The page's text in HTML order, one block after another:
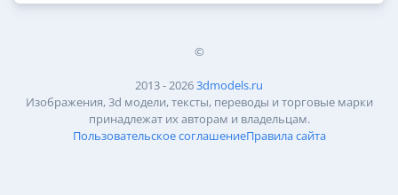
©
2013 - 20263dmodels.ru
Изображения, 3d модели, тексты, переводы и торговые марки
принадлежат их авторам и владельцам.
Пользовательское соглашениеПравила сайта